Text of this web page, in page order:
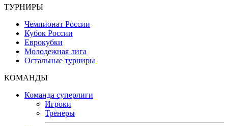
ТУРНИРЫ
Чемпионат России
Кубок России
Еврокубки
Молодежная лига
Остальные турниры
КОМАНДЫ
Команда суперлиги
Игроки
Тренеры